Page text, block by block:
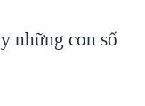
những con số